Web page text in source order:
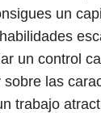
un
un control
sobre las
trabajo